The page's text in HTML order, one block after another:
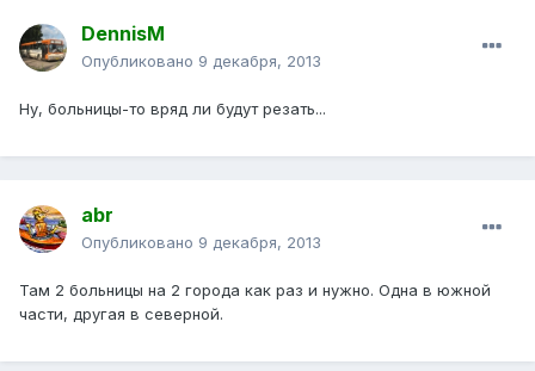
DennisM
Опубликовано 9 декабря, 2013
Ну, больницы-то вряд ли будут резать...
abr
Опубликовано 9 декабря, 2013
Там 2 больницы на 2 города как раз и нужно. Одна в южной
части, другая в северной.